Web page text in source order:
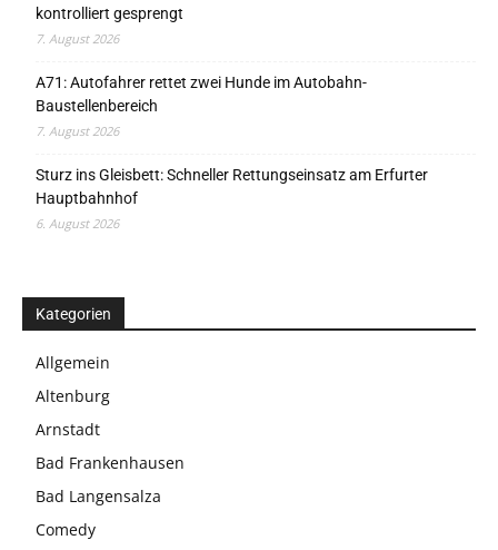
kontrolliert gesprengt
7. August 2026
A71: Autofahrer rettet zwei Hunde im Autobahn-
Baustellenbereich
7. August 2026
Sturz ins Gleisbett: Schneller Rettungseinsatz am Erfurter
Hauptbahnhof
6. August 2026
Kategorien
Allgemein
Altenburg
Arnstadt
Bad Frankenhausen
Bad Langensalza
Comedy